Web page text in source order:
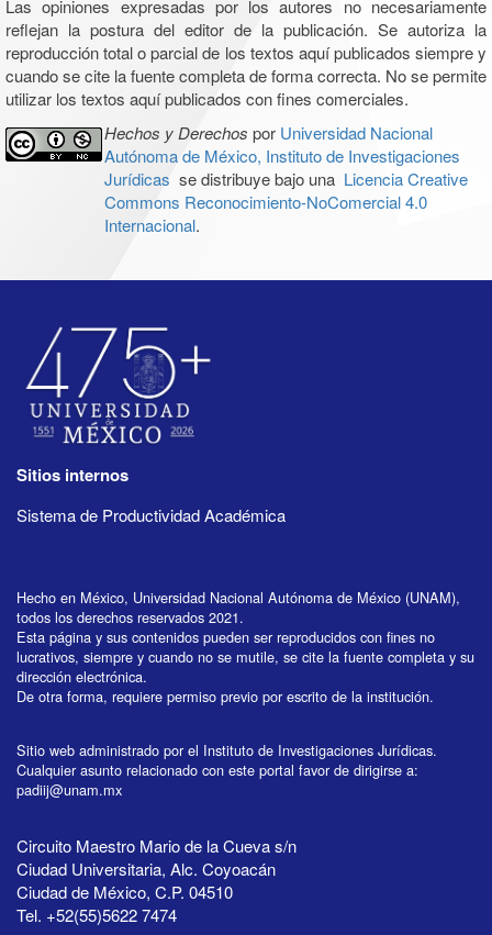
Las opiniones expresadas por los autores no necesariamente
reflejan la postura del editor de la publicación. Se autoriza la
reproducción total o parcial de los textos aquí publicados siempre y
cuando se cite la fuente completa de forma correcta. No se permite
utilizar los textos aquí publicados con fines comerciales.
Hechos y Derechos por Universidad Nacional
Autónoma de México, Instituto de Investigaciones
Jurídicas se distribuye bajo una Licencia Creative
Commons Reconocimiento-NoComercial 4.0
Internacional.
Sitios internos
Sistema de Productividad Académica
Hecho en México, Universidad Nacional Autónoma de México (UNAM),
todos los derechos reservados 2021.
Esta página y sus contenidos pueden ser reproducidos con fines no
lucrativos, siempre y cuando no se mutile, se cite la fuente completa y su
dirección electrónica.
De otra forma, requiere permiso previo por escrito de la institución.
Sitio web administrado por el Instituto de Investigaciones Jurídicas.
Cualquier asunto relacionado con este portal favor de dirigirse a:
padiij@unam.mx
Circuito Maestro Mario de la Cueva s/n
Ciudad Universitaria, Alc. Coyoacán
Ciudad de México, C.P. 04510
Tel. +52(55)5622 7474